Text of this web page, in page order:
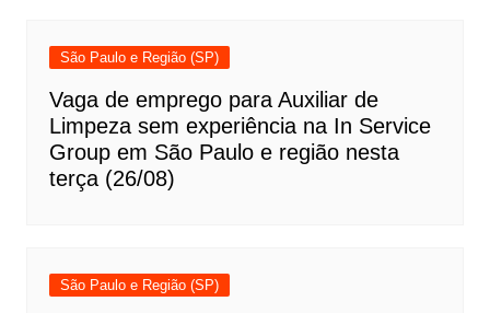
São Paulo e Região (SP)
Vaga de emprego para Auxiliar de
Limpeza sem experiência na In Service
Group em São Paulo e região nesta
terça (26/08)
São Paulo e Região (SP)